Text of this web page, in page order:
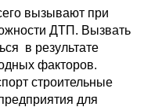
ДТП. Вызвать
в результате
факторов.
строительные
для